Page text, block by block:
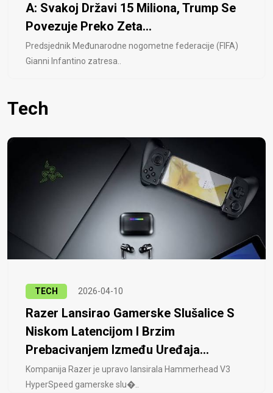
A: Svakoj Državi 15 Miliona, Trump Se
Povezuje Preko Zeta...
Predsjednik Međunarodne nogometne federacije (FIFA)
Gianni Infantino zatresa..
Tech
TECH 2026-04-10
Razer Lansirao Gamerske Slušalice S
Niskom Latencijom I Brzim
Prebacivanjem Između Uređaja...
Kompanija Razer je upravo lansirala Hammerhead V3
HyperSpeed ​​gamerske slu�..